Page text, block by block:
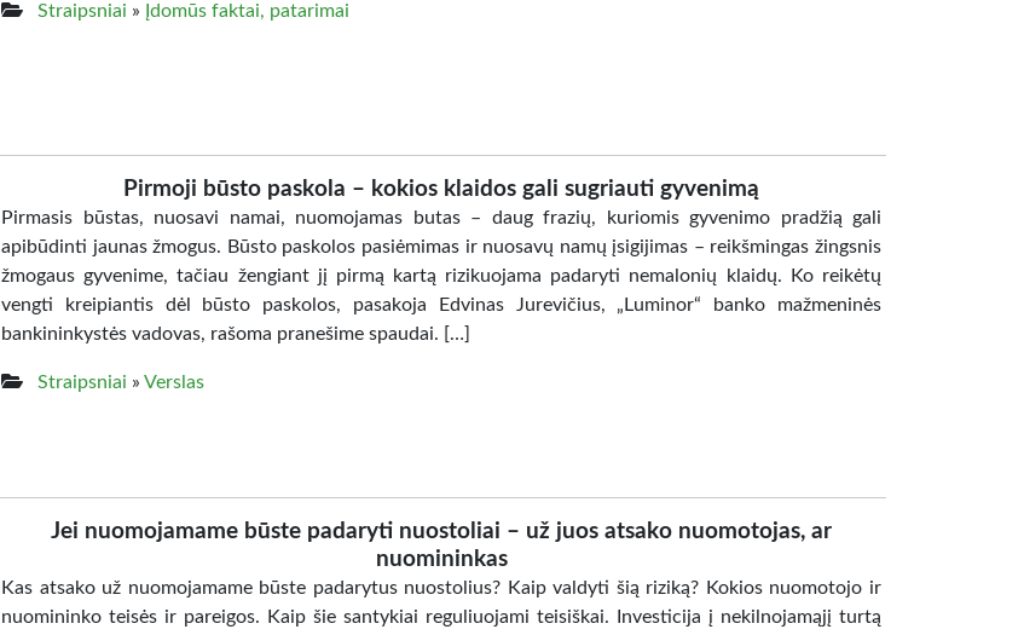
Straipsniai » Įdomūs faktai, patarimai
Pirmoji būsto paskola – kokios klaidos gali sugriauti gyvenimą
Pirmasis būstas, nuosavi namai, nuomojamas butas – daug frazių, kuriomis gyvenimo pradžią gali
apibūdinti jaunas žmogus. Būsto paskolos pasiėmimas ir nuosavų namų įsigijimas – reikšmingas žingsnis
žmogaus gyvenime, tačiau žengiant jį pirmą kartą rizikuojama padaryti nemalonių klaidų. Ko reikėtų
vengti kreipiantis dėl būsto paskolos, pasakoja Edvinas Jurevičius, „Luminor“ banko mažmeninės
bankininkystės vadovas, rašoma pranešime spaudai. […]
Straipsniai » Verslas
Jei nuomojamame būste padaryti nuostoliai – už juos atsako nuomotojas, ar
nuomininkas
Kas atsako už nuomojamame būste padarytus nuostolius? Kaip valdyti šią riziką? Kokios nuomotojo ir
nuomininko teisės ir pareigos. Kaip šie santykiai reguliuojami teisiškai. Investicija į nekilnojamąjį turtą